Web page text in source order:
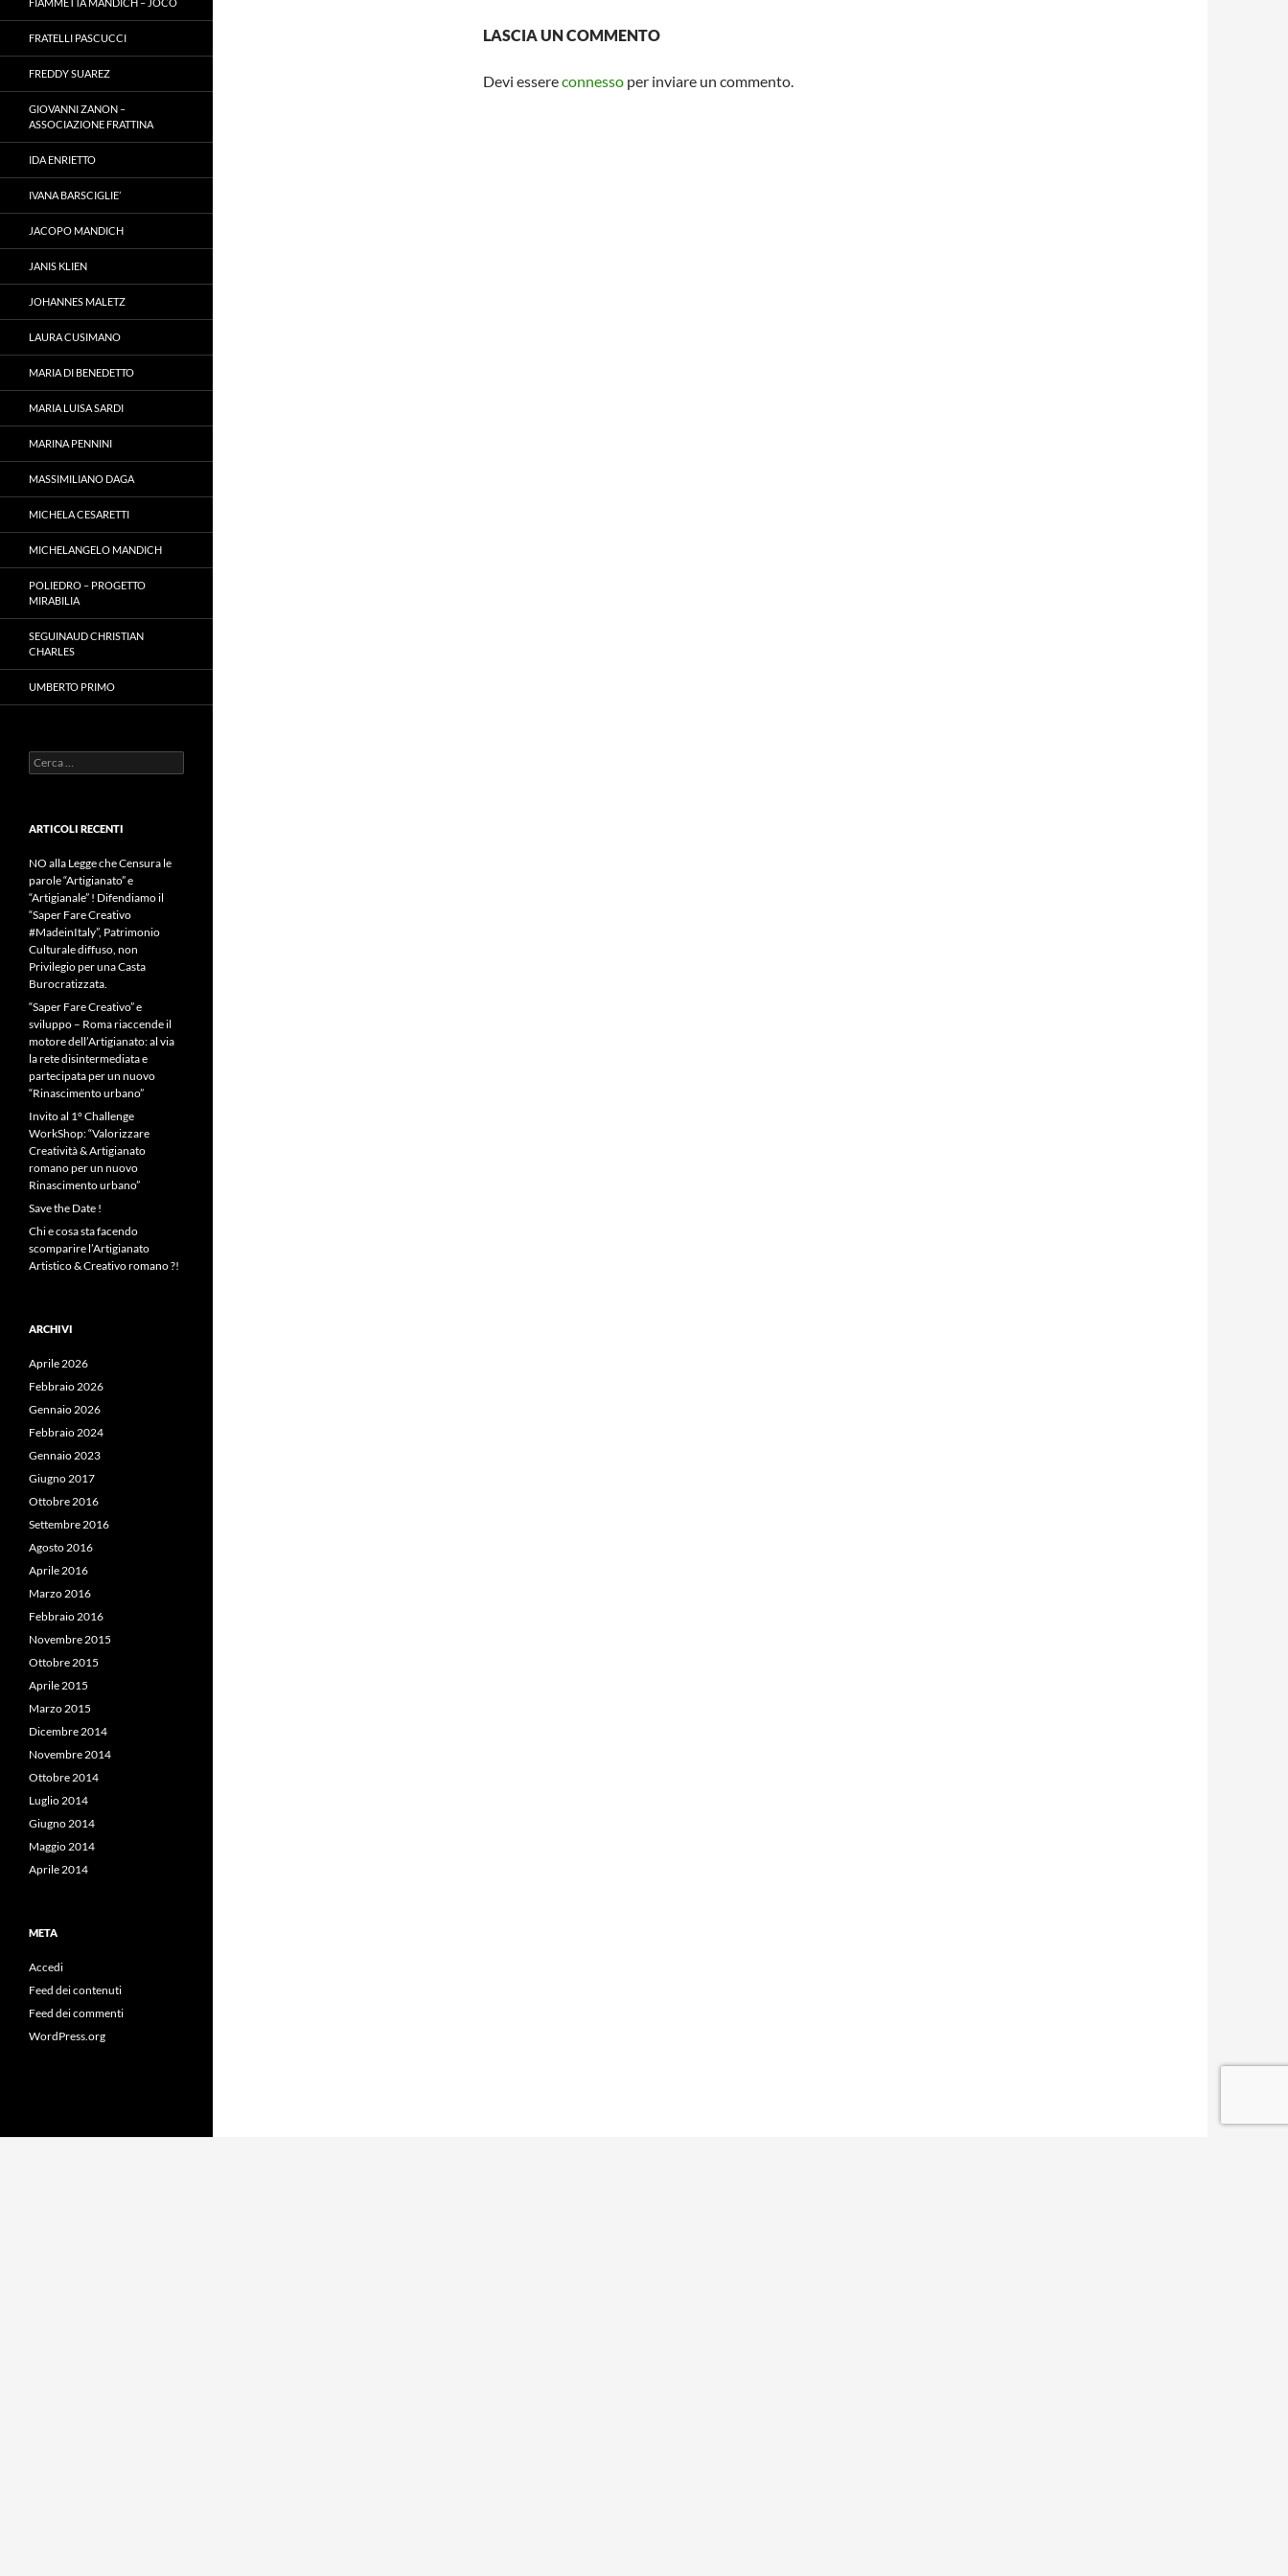
LASCIA UN COMMENTO
Devi essereconnesso per inviare un commento.
FRATELLI PASCUCCI
FREDDY SUAREZ
GIOVANNI ZANON –
ASSOCIAZIONE FRATTINA
IDA ENRIETTO
IVANA BARSCIGLIE’
JACOPO MANDICH
JANIS KLIEN
JOHANNES MALETZ
LAURA CUSIMANO
MARIA DI BENEDETTO
MARIA LUISA SARDI
MARINA PENNINI
MASSIMILIANO DAGA
MICHELA CESARETTI
MICHELANGELO MANDICH
POLIEDRO – PROGETTO
MIRABILIA
SEGUINAUD CHRISTIAN
CHARLES
UMBERTO PRIMO
Ricerca
per:
ARTICOLI RECENTI
NO alla Legge che Censura le
parole “Artigianato” e
“Artigianale” ! Difendiamo il
“Saper Fare Creativo
#MadeinItaly”, Patrimonio
Culturale diffuso, non
Privilegio per una Casta
Burocratizzata.
“Saper Fare Creativo” e
sviluppo – Roma riaccende il
motore dell’Artigianato: al via
la rete disintermediata e
partecipata per un nuovo
“Rinascimento urbano”
Invito al 1° Challenge
WorkShop: “Valorizzare
Creatività & Artigianato
romano per un nuovo
Rinascimento urbano”
Save the Date !
Chi e cosa sta facendo
scomparire l’Artigianato
Artistico & Creativo romano ?!
ARCHIVI
Aprile 2026
Febbraio 2026
Gennaio 2026
Febbraio 2024
Gennaio 2023
Giugno 2017
Ottobre 2016
Settembre 2016
Agosto 2016
Aprile 2016
Marzo 2016
Febbraio 2016
Novembre 2015
Ottobre 2015
Aprile 2015
Marzo 2015
Dicembre 2014
Novembre 2014
Ottobre 2014
Luglio 2014
Giugno 2014
Maggio 2014
Aprile 2014
META
Accedi
Feed dei contenuti
Feed dei commenti
WordPress.org